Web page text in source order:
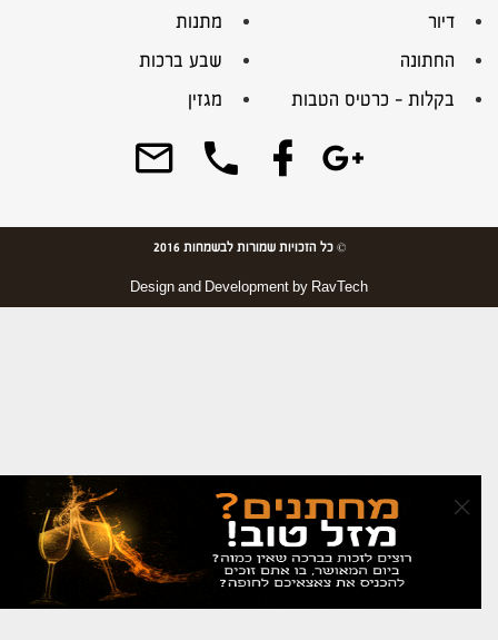
דיור
מתנות
החתונה
שבע ברכות
בקלות – כרטיס הטבות
מגזין
×
© כל הזכויות שמורות לבשמחות 2016
Design and Development by RavTech